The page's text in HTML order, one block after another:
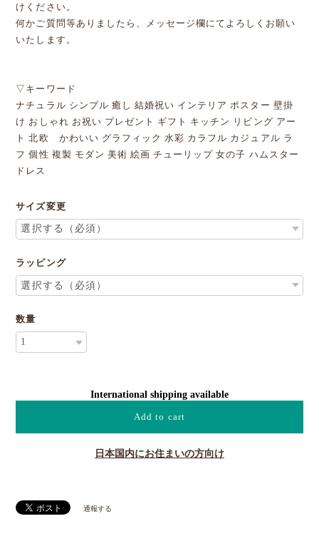
けください。
何かご質問等ありましたら、メッセージ欄にてよろしくお願い
いたします。
▽キーワード
ナチュラル シンプル 癒し 結婚祝い インテリア ポスター 壁掛
け おしゃれ お祝い プレゼント ギフト キッチン リビング アー
ト 北欧 かわいい グラフィック 水彩 カラフル カジュアル ラ
フ 個性 複製 モダン 美術 絵画 チューリップ 女の子 ハムスター
ドレス
サイズ変更
ラッピング
数量
International shipping available
Add to cart
日本国内にお住まいの方向け
通報する